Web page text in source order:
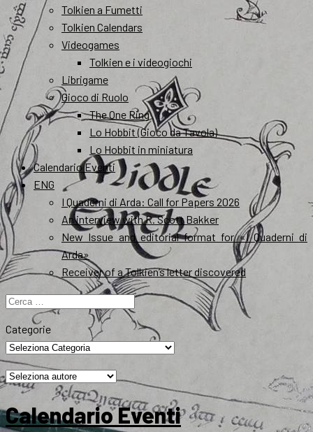
Tolkien a Fumetti
Tolkien Calendars
Videogames
Tolkien e i videogiochi
Librigame
Gioco di Ruolo
The One Ring
Lo Hobbit (Gioco da Tavola)
Lo Hobbit in miniatura
Calendario Eventi
ENG
I Quaderni di Arda: Call for Papers 2026
An interview with R. Scott Bakker
New Issue and editorial format for «I Quaderni di
Arda»
Receiver of a Tolkien’s letter discovered
Ricerca
Categorie
Calendario Eventi